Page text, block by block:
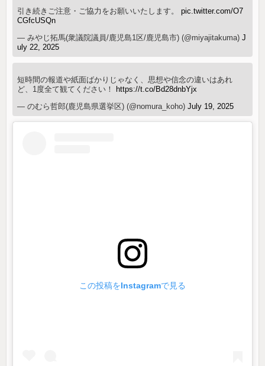
引き続きご注意・ご協力をお願いいたします。pic.twitter.com/O7
CGfcUSQn
— みやじ拓馬(衆議院議員/鹿児島1区/鹿児島市) (@miyajitakuma)J
uly 22, 2025
短時間の報道や紙面ばかりじゃなく、思想や信念の違いはあれ
ど、1度全て観てください！
https://t.co/Bd28dnbYjx
— のむら哲郎(鹿児島県選挙区) (@nomura_koho)July 19, 2025
この投稿をInstagramで見る